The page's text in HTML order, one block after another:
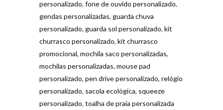
personalizado, fone de ouvido personalizado,
gendas personalizadas, guarda chuva
personalizado, guarda sol personalizado, kit
churrasco personalizado, kit churrasco
promocional, mochila saco personalizadas,
mochilas personalizadas, mouse pad
personalizado, pen drive personalizado, relógio
personalizado, sacola ecológica, squeeze
personalizado, toalha de praia personalizada